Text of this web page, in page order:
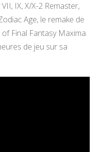
IX, X/X-2 Remaster,
Age, le remake de
Final Fantasy Maxima.
de jeu sur sa